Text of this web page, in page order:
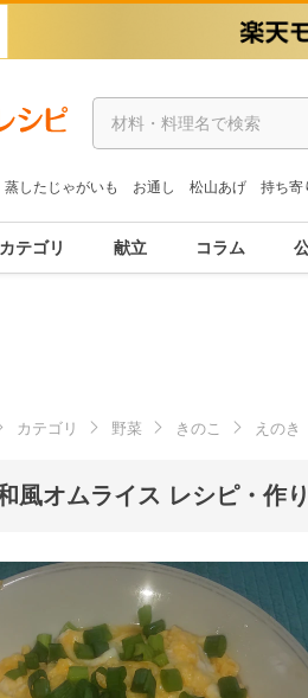
蒸したじゃがいも お通し 松山あげ 持ち寄
カテゴリ 献立 コラム
カテゴリ 野菜 きのこ えのき
風オムライス レシピ・作